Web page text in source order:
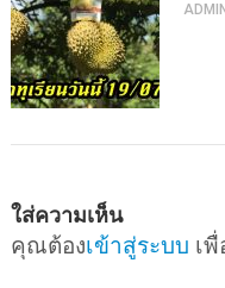
ใส่ความเห็น
คุณต้องเข้าสู่ระบบ เ